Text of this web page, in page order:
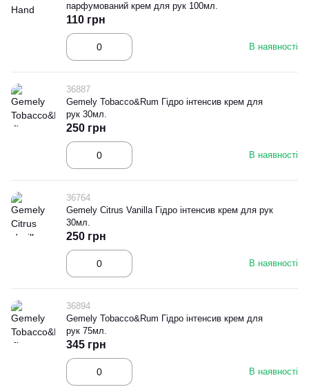
парфумований крем для рук 100мл.
В наявності
110 грн
36887
Gemely Tobacco&Rum Гідро інтенсив крем для
рук 30мл.
В наявності
250 грн
36764
Gemely Citrus Vanilla Гідро інтенсив крем для рук
30мл.
В наявності
250 грн
36894
Gemely Tobacco&Rum Гідро інтенсив крем для
рук 75мл.
В наявності
345 грн